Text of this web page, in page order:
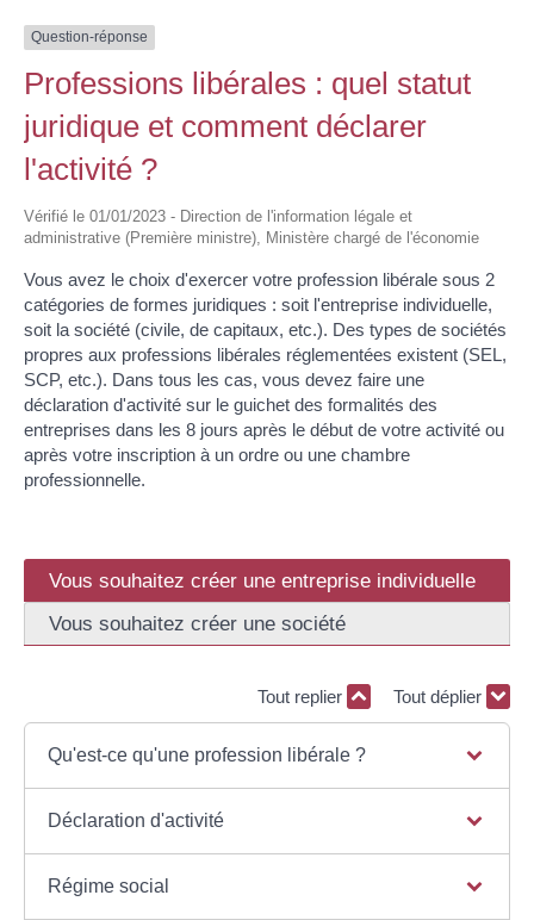
Question-réponse
Professions libérales : quel statut
juridique et comment déclarer
l'activité ?
Vérifié le 01/01/2023 - Direction de l'information légale et
administrative (Première ministre), Ministère chargé de l'économie
Vous avez le choix d'exercer votre profession libérale sous 2
catégories de formes juridiques : soit l'entreprise individuelle,
soit la société (civile, de capitaux, etc.). Des types de sociétés
propres aux professions libérales réglementées existent (SEL,
SCP, etc.). Dans tous les cas, vous devez faire une
déclaration d'activité sur le guichet des formalités des
entreprises dans les 8 jours après le début de votre activité ou
après votre inscription à un ordre ou une chambre
professionnelle.
Vous souhaitez créer une entreprise individuelle
Vous souhaitez créer une société
Tout replier Tout déplier
Qu'est-ce qu'une profession libérale ?
Déclaration d'activité
Régime social